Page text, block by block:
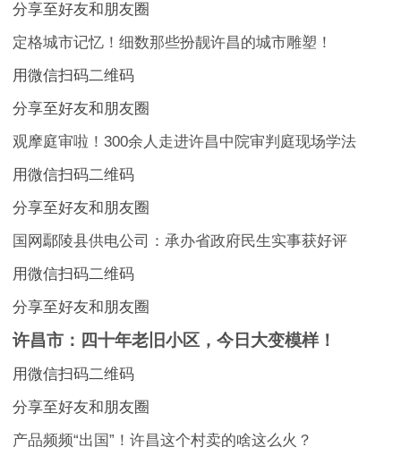
分享至好友和朋友圈
定格城市记忆！细数那些扮靓许昌的城市雕塑！
用微信扫码二维码
分享至好友和朋友圈
观摩庭审啦！300余人走进许昌中院审判庭现场学法
用微信扫码二维码
分享至好友和朋友圈
国网鄢陵县供电公司：承办省政府民生实事获好评
用微信扫码二维码
分享至好友和朋友圈
许昌市：四十年老旧小区，今日大变模样！
用微信扫码二维码
分享至好友和朋友圈
产品频频“出国”！许昌这个村卖的啥这么火？